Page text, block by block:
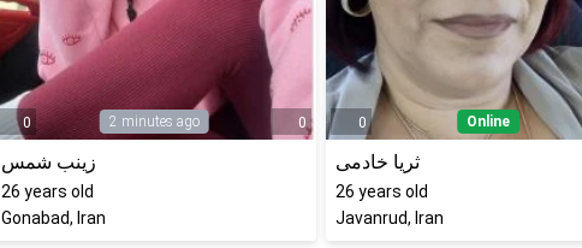
0 2 minutes ago 0
زینب شمس
26 years old
Gonabad, Iran
0 Online
ثریا خادمی
26 years old
Javanrud, Iran